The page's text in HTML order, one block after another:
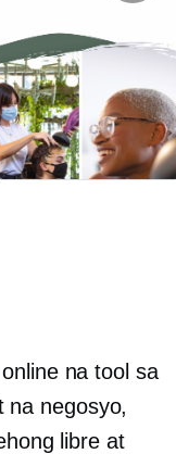
na tool sa
na negosyo,
libre at